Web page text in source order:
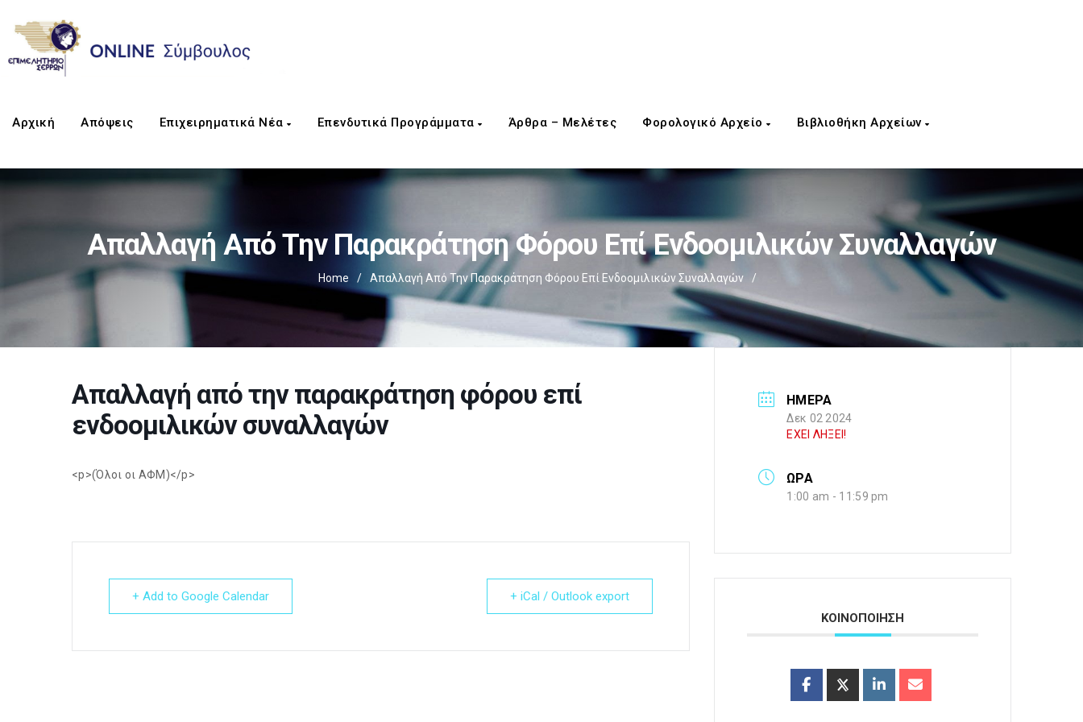
Αρχική Απόψεις Επιχειρηματικά Νέα Επενδυτικά Προγράμματα Άρθρα – Μελέτες Φορολογικό Αρχείο Βιβλιοθήκη Αρχείων
Απαλλαγή Από Την Παρακράτηση Φόρου Επί Ενδοομιλικών Συναλλαγών
Home / Απαλλαγή Από Την Παρακράτηση Φόρου Επί Ενδοομιλικών Συναλλαγών /
Απαλλαγή από την παρακράτηση φόρου επί
ενδοομιλικών συναλλαγών
<p>(Όλοι οι ΑΦΜ)</p>
+ Add to Google Calendar + iCal / Outlook export
ΗΜΕΡΑ
Δεκ 02 2024
ΕΧΕΙ ΛΗΞΕΙ!
ΩΡΑ
1:00 am - 11:59 pm
ΚΟΙΝΟΠΟΙΗΣΗ